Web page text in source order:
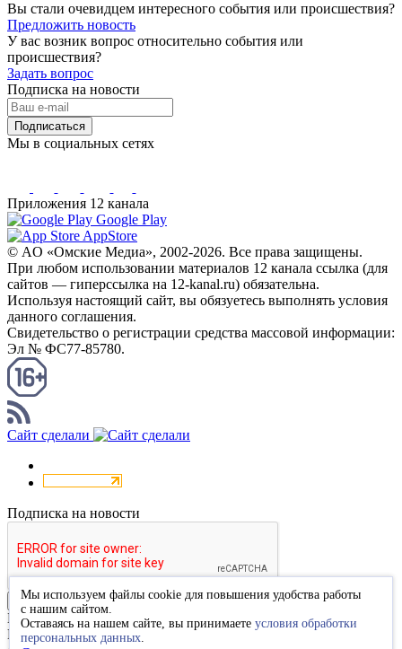
Вы стали очевидцем интересного события или происшествия?
Предложить новость
У вас возник вопрос относительно события или
происшествия?
Задать вопрос
Подписка на новости
Подписаться
Мы в социальных сетях
Приложения 12 канала
Google Play
AppStore
© AO «Омские Медиа», 2002-2026. Все права защищены.
При любом использовании материалов 12 канала ссылка (для
сайтов — гиперссылка на 12-kanal.ru) обязательна.
Используя настоящий сайт, вы обязуетесь выполнять условия
данного соглашения.
Свидетельство о регистрации средства массовой информации:
Эл № ФС77-85780.
Сайт сделали
Подписка на новости
Подписаться
Благодарим за подписку
Пожалуйста, перейдите по ссылке в высланном вам письме
Мы используем файлы cookie для повышения удобства работы
с нашим сайтом.
Оставаясь на нашем сайте, вы принимаете условия обработки
персональных данных.